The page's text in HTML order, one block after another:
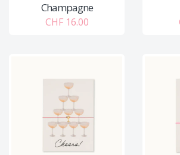
Champagne
CHF 16.00